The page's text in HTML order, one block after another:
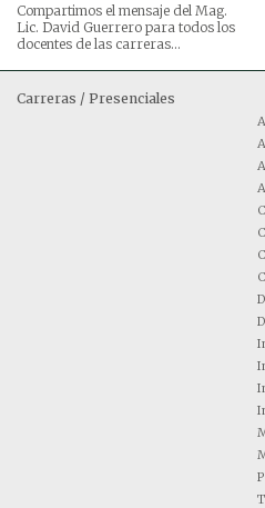
Compartimos el mensaje del Mag.
Lic. David Guerrero para todos los
docentes de las carreras...
Carreras / Presenciales